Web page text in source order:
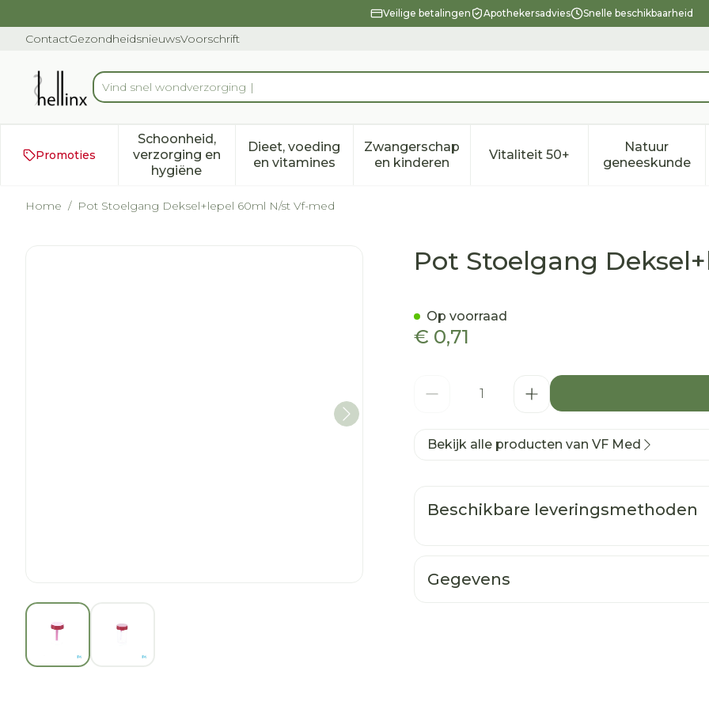
Veilige betalingen Apothekersadvies Snelle beschikbaarheid
ContactGezondheidsnieuwsVoorschrift
Product, merk, categorie...
Vi
Promoties
Schoonheid,
verzorging en
hygiëne
Toon submenu voor Schoonheid, verzorging en hygiëne categorie
Dieet, voeding
en vitaminesToon submenu voor Dieet, voeding en vitamines categorie
Zwangerschap
en kinderenToon submenu voor Zwangerschap en
Vitaliteit 50+Toon submenu voor
Natuur
geneeskunde
Toon
Home / Pot Stoelgang Deksel+lepel 60ml N/st Vf-med
View larger image
Pot Stoelgang Deksel+lepel 60ml N/st Vf-med
Pot Stoelgang
€ 0,71
Op voorraad
Bekijk alle producten van VF Med
Beschikbare leveringsmethoden
Gegevens